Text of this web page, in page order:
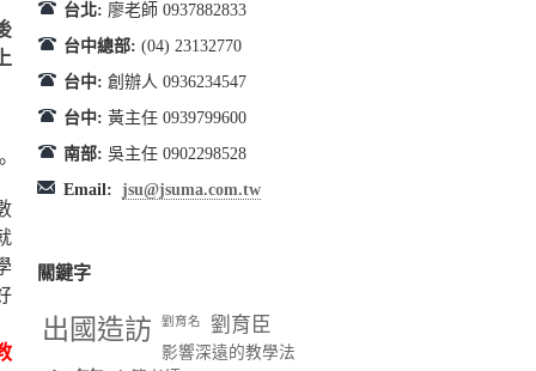
台北: 廖老師 0937882833
台中總部: (04) 23132770
台中: 創辦人 0936234547
台中: 黃主任 0939799600
南部: 吳主任 0902298528
Email: jsu@jsuma.com.tw
關鍵字
出國造訪 劉育名 劉育臣
影響深遠的教學法